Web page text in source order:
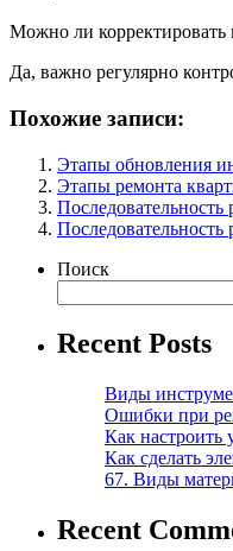
Можно ли корректировать
Да, важно регулярно
Похожие записи:
Этапы обновления
Этапы ремонта
Последовательность
Поиск
Recent Posts
Виды
Ошибки при
Как
Как сделать
67. Виды
Recent